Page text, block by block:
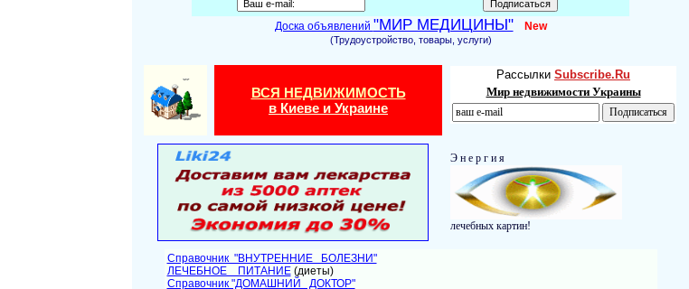
Доска объявлений "МИР МЕДИЦИНЫ" New
(Трудоустройство, товары, услуги)
ВСЯ НЕДВИЖИМОСТЬ
в Киеве и Украине
Рассылки Subscribe.Ru
Мир недвижимости Украины
Э н е р г и я
лечебных картин!
Справочник "ВНУТРЕННИЕ БОЛЕЗНИ"
ЛЕЧЕБНОЕ ПИТАНИЕ(диеты)
Cправочник "ДОМАШНИЙ ДОКТОР"